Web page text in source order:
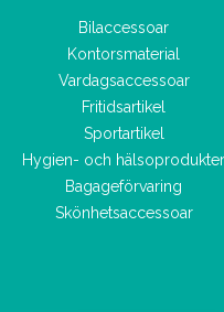
Bilaccessoar
Kontorsmaterial
Vardagsaccessoar
Fritidsartikel
Sportartikel
Hygien- och hälsoprodukter
Bagageförvaring
Skönhetsaccessoar